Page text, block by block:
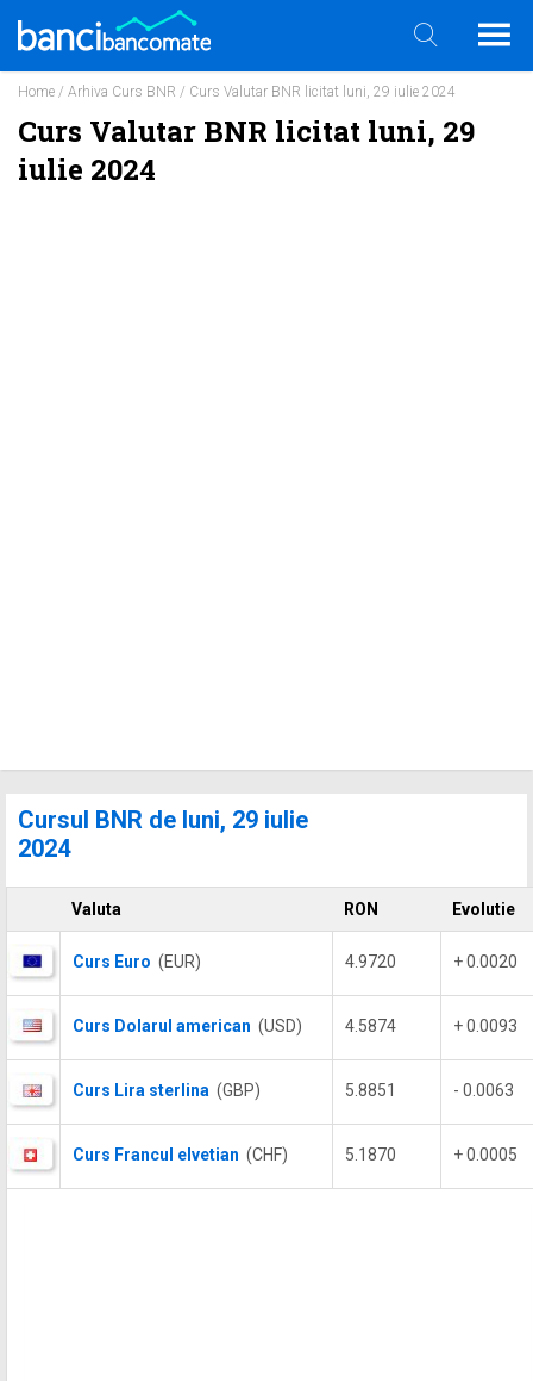
Home / Arhiva Curs BNR / Curs Valutar BNR licitat luni, 29 iulie 2024
Curs Valutar BNR licitat luni, 29
iulie 2024
Cursul BNR de luni, 29 iulie
2024
Valuta RON Evolutie
Curs Euro (EUR) 4.9720 + 0.0020
Curs Dolarul american (USD) 4.5874 + 0.0093
Curs Lira sterlina (GBP) 5.8851 - 0.0063
Curs Francul elvetian (CHF) 5.1870 + 0.0005